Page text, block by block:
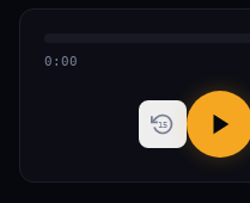
0:00
15